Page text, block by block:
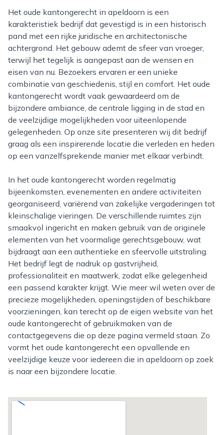
Het oude kantongerecht in apeldoorn is een
karakteristiek bedrijf dat gevestigd is in een historisch
pand met een rijke juridische en architectonische
achtergrond. Het gebouw ademt de sfeer van vroeger,
terwijl het tegelijk is aangepast aan de wensen en
eisen van nu. Bezoekers ervaren er een unieke
combinatie van geschiedenis, stijl en comfort. Het oude
kantongerecht wordt vaak gewaardeerd om de
bijzondere ambiance, de centrale ligging in de stad en
de veelzijdige mogelijkheden voor uiteenlopende
gelegenheden. Op onze site presenteren wij dit bedrijf
graag als een inspirerende locatie die verleden en heden
op een vanzelfsprekende manier met elkaar verbindt.
In het oude kantongerecht worden regelmatig
bijeenkomsten, evenementen en andere activiteiten
georganiseerd, variërend van zakelijke vergaderingen tot
kleinschalige vieringen. De verschillende ruimtes zijn
smaakvol ingericht en maken gebruik van de originele
elementen van het voormalige gerechtsgebouw, wat
bijdraagt aan een authentieke en sfeervolle uitstraling.
Het bedrijf legt de nadruk op gastvrijheid,
professionaliteit en maatwerk, zodat elke gelegenheid
een passend karakter krijgt. Wie meer wil weten over de
precieze mogelijkheden, openingstijden of beschikbare
voorzieningen, kan terecht op de eigen website van het
oude kantongerecht of gebruikmaken van de
contactgegevens die op deze pagina vermeld staan. Zo
vormt het oude kantongerecht een opvallende en
veelzijdige keuze voor iedereen die in apeldoorn op zoek
is naar een bijzondere locatie.